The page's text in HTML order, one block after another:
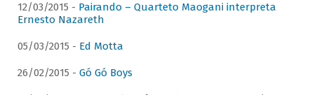
12/03/2015 - Pairando – Quarteto Maogani interpreta
Ernesto Nazareth
05/03/2015 - Ed Motta
26/02/2015 - Gó Gó Boys